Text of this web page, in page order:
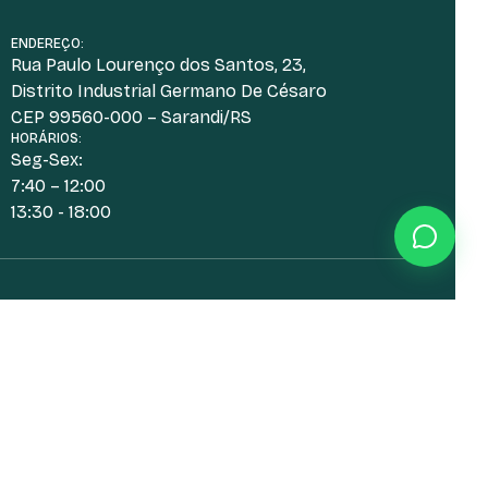
ENDEREÇO:
Rua Paulo Lourenço dos Santos, 23,
Distrito Industrial Germano De Césaro
CEP 99560-000 – Sarandi/RS
HORÁRIOS:
Seg-Sex:
7:40 – 12:00
13:30 - 18:00